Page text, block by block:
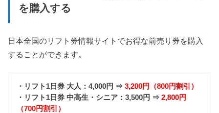
を購入する
日本全国のリフト券情報サイトでお得な前売り券を購入
することができます。
・リフト1日券 大人：4,000円 ⇒3,200円（800円割引）
・リフト1日券 中高生・シニア：3,500円 ⇒2,800円
（700円割引）